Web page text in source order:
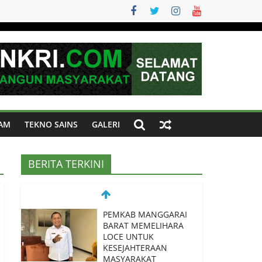
TEKNO SAINS GALERI
BERITA TERKINI
PEMKAB MANGGARAI
BARAT MEMELIHARA
LOCE UNTUK
KESEJAHTERAAN
MASYARAKAT